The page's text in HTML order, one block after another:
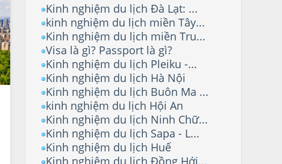
Kinh nghiệm du lịch Đà Lạt: ...
kinh nghiệm du lịch miền Tây...
Kinh nghiệm du lịch miền Tru...
Visa là gì? Passport là gì?
Kinh nghiệm du lịch Pleiku -...
Kinh nghiệm du lịch Hà Nội
Kinh nghiệm du lịch Buôn Ma ...
kinh nghiệm du lịch Hội An
Kinh nghiệm du lịch Ninh Chữ...
Kinh nghiệm du lịch Sapa - L...
Kinh nghiệm du lịch Huế
Kinh nghiệm du lịch Đồng Hới...